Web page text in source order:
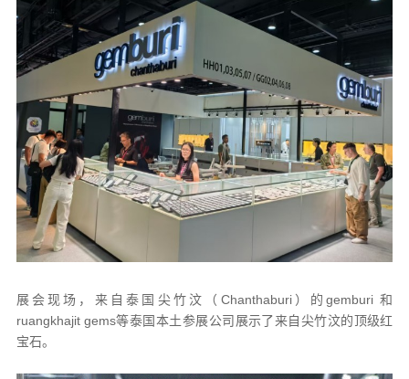
展会现场，来自泰国尖竹汶（Chanthaburi）的gemburi 和
ruangkhajit gems等泰国本土参展公司展示了来自尖竹汶的顶级红
宝石。